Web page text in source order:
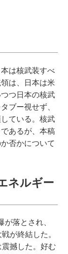
は核武装すべ
は、日本は米
つ日本の核武
ブー視せず、
ている。核武
あるが、本稿
否かについて
ネルギー
落とされ、
が終結した。
撼した。好む